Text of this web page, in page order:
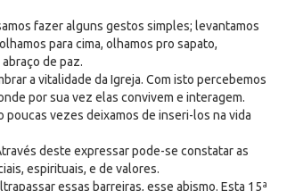
fazer alguns gestos simples; levantamos
para cima, olhamos pro sapato,
de paz.
a vitalidade da Igreja. Com isto percebemos
por sua vez elas convivem e interagem.
poucas vezes deixamos de inseri-los na vida
deste expressar pode-se constatar as
espirituais, e de valores.
essas barreiras, esse abismo. Esta 15ª